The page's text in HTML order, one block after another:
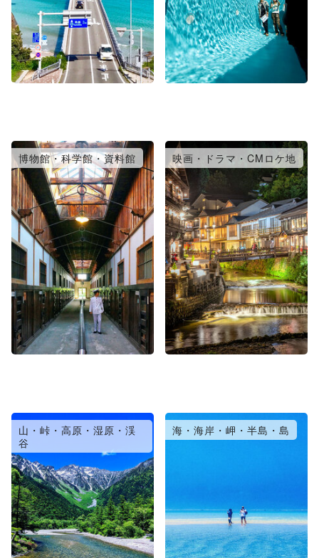
博物館・科学館・資料館 映画・ドラマ・CMロケ地
山・峠・高原・湿原・渓
谷
海・海岸・岬・半島・島